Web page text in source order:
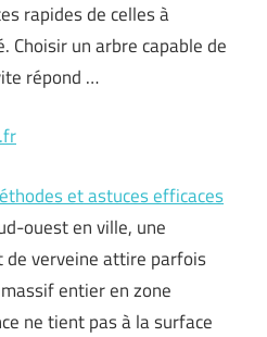
rapides de celles à
Choisir un arbre capable de
répond …
et astuces efficaces
ouest en ville, une
de verveine attire parfois
entier en zone
ne tient pas à la surface